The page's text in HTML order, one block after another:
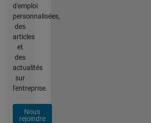
d'emploi
personnalisées,
des
articles
et
des
actualités
sur
l'entreprise.
Nous
rejoindre